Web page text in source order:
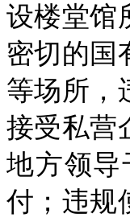
设楼堂馆
密切的国
等场所，
接受私营
地方领导
付；违规